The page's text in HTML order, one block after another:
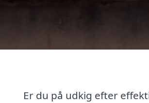
Er du på udkig efter